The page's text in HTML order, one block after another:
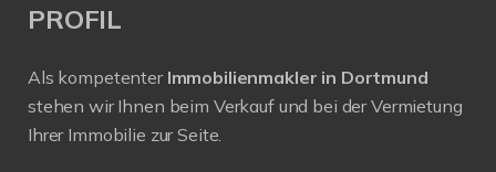
PROFIL
Als kompetenter Immobilienmakler in Dortmund
stehen wir Ihnen beim Verkauf und bei der Vermietung
Ihrer Immobilie zur Seite.